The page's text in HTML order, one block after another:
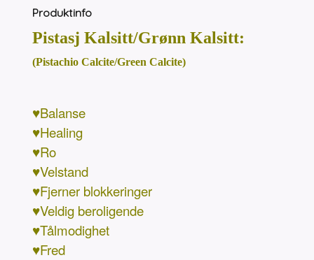
Produktinfo
Pistasj Kalsitt/Grønn Kalsitt:
(Pistachio Calcite/Green Calcite)
♥Balanse
♥Healing
♥Ro
♥Velstand
♥Fjerner blokkeringer
♥Veldig beroligende
♥Tålmodighet
♥Fred